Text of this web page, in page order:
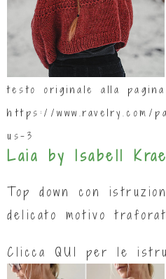
testo originale alla pagina
https://www.ravelry.com/
us-3
Laia by Isabell
Top down con
delicato motivo
Clicca QUI per le